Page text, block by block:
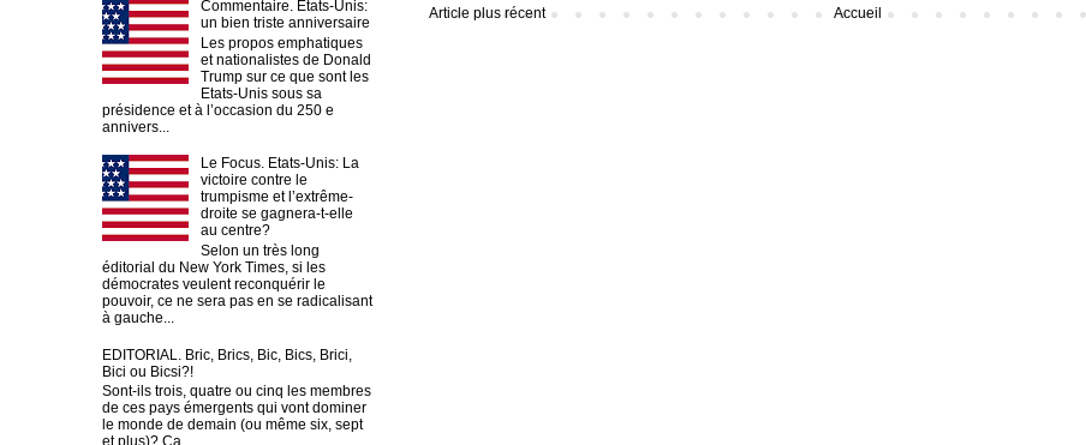
Article plus récent Accueil
Commentaire. Etats-Unis:
un bien triste anniversaire
Les propos emphatiques
et nationalistes de Donald
Trump sur ce que sont les
Etats-Unis sous sa
présidence et à l’occasion du 250 e
annivers...
Le Focus. Etats-Unis: La
victoire contre le
trumpisme et l’extrême-
droite se gagnera-t-elle
au centre?
Selon un très long
éditorial du New York Times, si les
démocrates veulent reconquérir le
pouvoir, ce ne sera pas en se radicalisant
à gauche...
EDITORIAL. Bric, Brics, Bic, Bics, Brici,
Bici ou Bicsi?!
Sont-ils trois, quatre ou cinq les membres
de ces pays émergents qui vont dominer
le monde de demain (ou même six, sept
et plus)? Ca...